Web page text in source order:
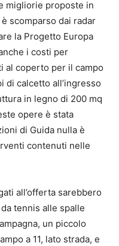
migliorie proposte in
scomparso dai radar
la Progetto Europa
i costi per
al coperto per il campo
di calcetto all’ingresso
in legno di 200 mq
opere è stata
di Guida nulla è
contenuti nelle
all’offerta sarebbero
tennis alle spalle
un piccolo
a 11, lato strada, e